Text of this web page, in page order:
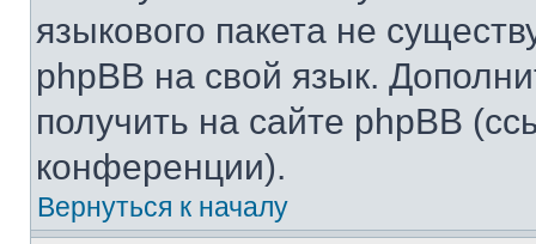
языкового пакета не
phpBB на свой язык.
получить на сайте phpBB
конференции).
Вернуться к началу